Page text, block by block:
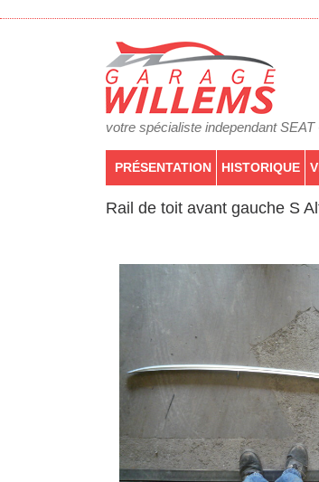
votre spécialiste independant
PRÉSENTATION HISTORIQUE
Rail de toit avant gauche S